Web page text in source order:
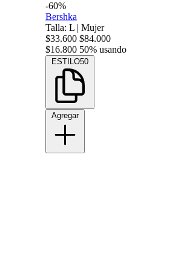
-60%
Bershka
Talla: L | Mujer
$33.600 $84.000
$16.800 50% usando
ESTILO50
Agregar